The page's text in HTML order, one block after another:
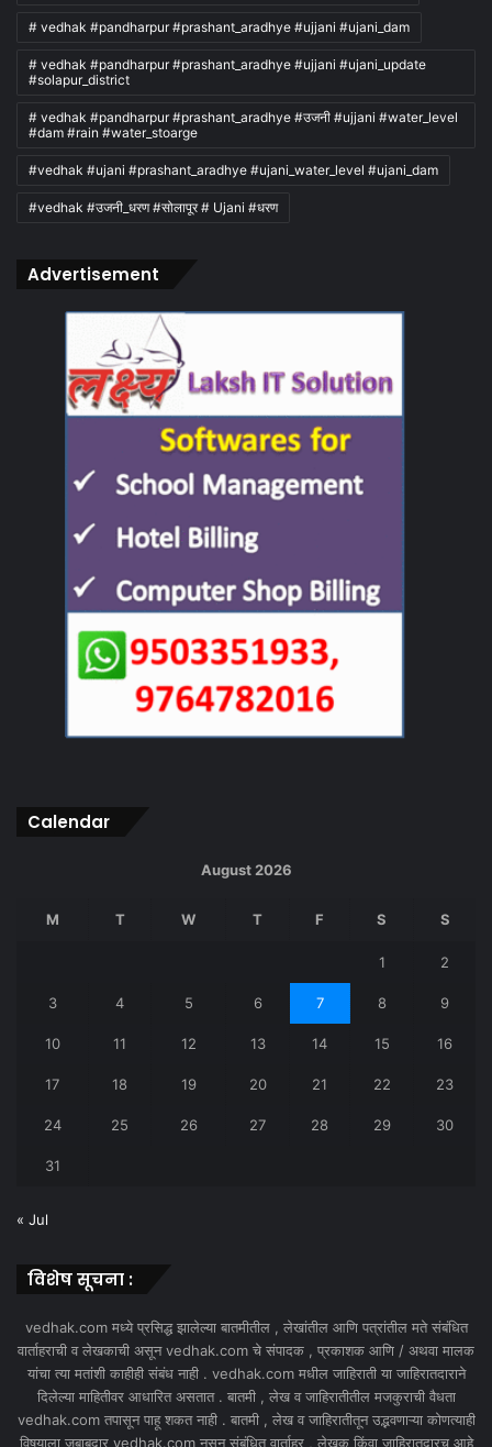
# vedhak #pandharpur #prashant_aradhye #ujjani #ujani_dam
# vedhak #pandharpur #prashant_aradhye #ujjani #ujani_update
#solapur_district
# vedhak #pandharpur #prashant_aradhye #उजनी #ujjani #water_level
#dam #rain #water_stoarge
#vedhak #ujani #prashant_aradhye #ujani_water_level #ujani_dam
#vedhak #उजनी_धरण #सोलापूर # Ujani #धरण
Advertisement
Calendar
August 2026
M T W T F S S
1 2
3 4 5 6 7 8 9
10 11 12 13 14 15 16
17 18 19 20 21 22 23
24 25 26 27 28 29 30
31
« Jul
विशेष सूचना :
vedhak.com मध्ये प्रसिद्ध झालेल्या बातमीतील , लेखांतील आणि पत्रांतील मते संबंधित
वार्ताहराची व लेखकाची असून vedhak.com चे संपादक , प्रकाशक आणि / अथवा मालक
यांचा त्या मतांशी काहीही संबंध नाही . vedhak.com मधील जाहिराती या जाहिरातदाराने
दिलेल्या माहितीवर आधारित असतात . बातमी , लेख व जाहिरातीतील मजकुराची वैधता
vedhak.com तपासून पाहू शकत नाही . बातमी , लेख व जाहिरातीतून उद्भवणाऱ्या कोणत्याही
विषयाला जबाबदार vedhak.com नसून संबंधित वार्ताहर , लेखक किंवा जाहिरातदारच आहे